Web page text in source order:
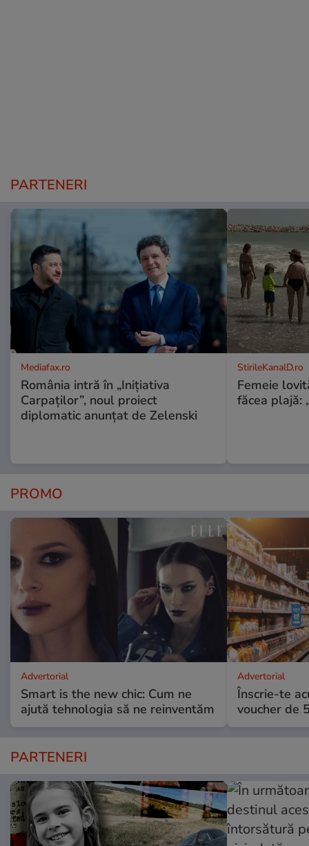
PARTENERI
Mediafax.ro
România intră în „Inițiativa
Carpaților”, noul proiect
diplomatic anunțat de Zelenski
StirileKanalD.ro
Femeie
făcea plajă:
PROMO
Advertorial
Smart is the new chic: Cum ne
ajută tehnologia să ne reinventăm
Advertorial
Înscrie-te
voucher de
PARTENERI